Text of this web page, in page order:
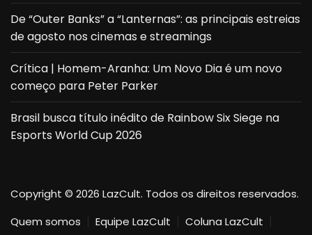
De “Outer Banks” a “Lanternas”: as principais estreias
de agosto nos cinemas e streamings
Crítica | Homem-Aranha: Um Novo Dia é um novo
começo para Peter Parker
Brasil busca título inédito de Rainbow Six Siege na
Esports World Cup 2026
Copyright © 2026 LazCult. Todos os direitos reservados.
Quem somos
Equipe LazCult
Coluna LazCult